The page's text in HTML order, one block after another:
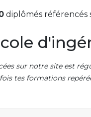
diplômés référencés
sur notre site est
tes formations